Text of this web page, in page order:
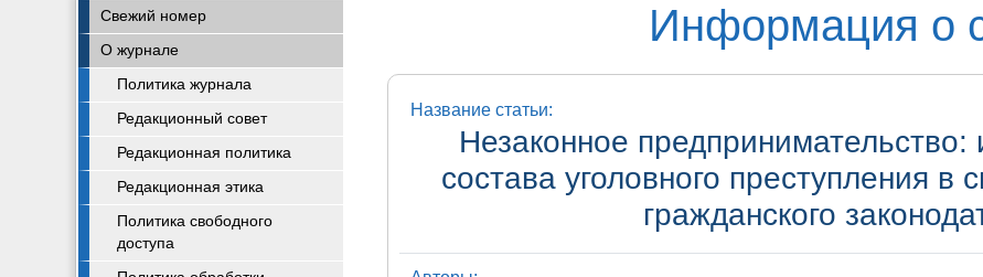
Свежий номер
О журнале
Политика журнала
Редакционный совет
Редакционная политика
Редакционная этика
Политика свободного
доступа
Информация о
Название статьи:
Незаконное предпринимательство:
состава уголовного преступления
гражданского